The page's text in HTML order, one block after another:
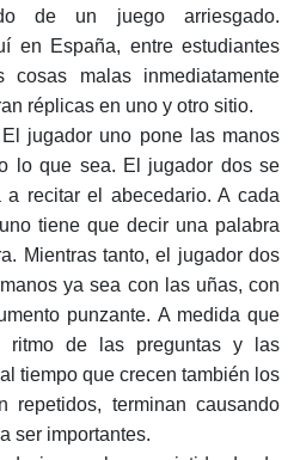
de un juego arriesgado.
en España, entre estudiantes
malas inmediatamente
réplicas en uno y otro sitio.
jugador uno pone las manos
lo que sea. El jugador dos se
recitar el abecedario. A cada
tiene que decir una palabra
Mientras tanto, el jugador dos
ya sea con las uñas, con
punzante. A medida que
de las preguntas y las
tiempo que crecen también los
repetidos, terminan causando
ser importantes.